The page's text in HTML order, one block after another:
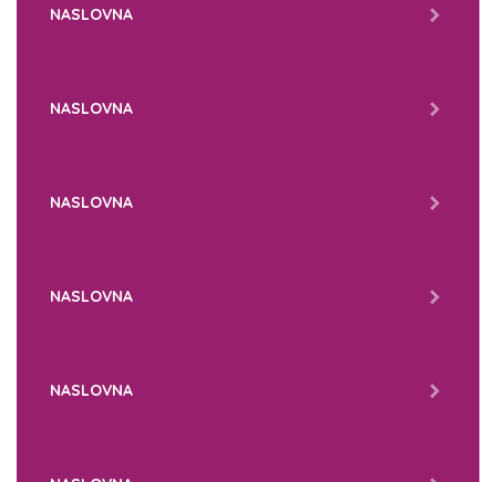
NASLOVNA
NASLOVNA
NASLOVNA
NASLOVNA
NASLOVNA